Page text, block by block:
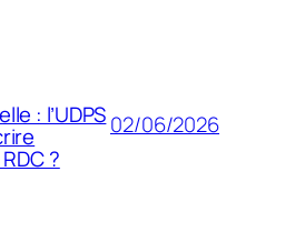
: l’UDPS
?
02/06/2026